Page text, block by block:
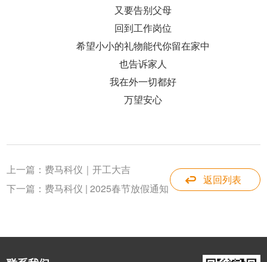
又要告别父母
回到工作岗位
希望小小的礼物能代你留在家中
也告诉家人
我在外一切都好
万望安心
上一篇： 费马科仪｜开工大吉
下一篇： 费马科仪 | 2025春节放假通知
返回列表